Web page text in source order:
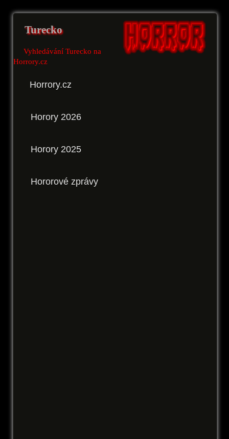
Turecko
Vyhledávání Turecko na
Horrory.cz
Horrory.cz
Horory 2026
Horory 2025
Hororové zprávy